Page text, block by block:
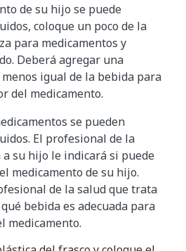
de su hijo se puede
coloque un poco de la
para medicamentos y
Deberá agregar una
igual de la bebida para
del medicamento.
se pueden
El profesional de la
su hijo le indicará si puede
medicamento de su hijo.
de la salud que trata
bebida es adecuada para
medicamento.